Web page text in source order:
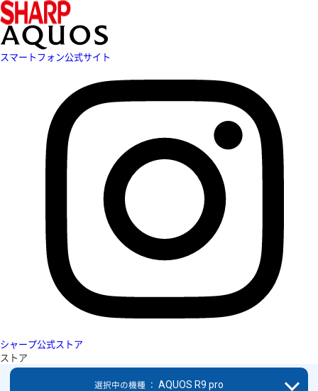
スマートフォン公式サイト
シャープ公式ストア
ストア
選択中の機種 ： AQUOS R9 pro